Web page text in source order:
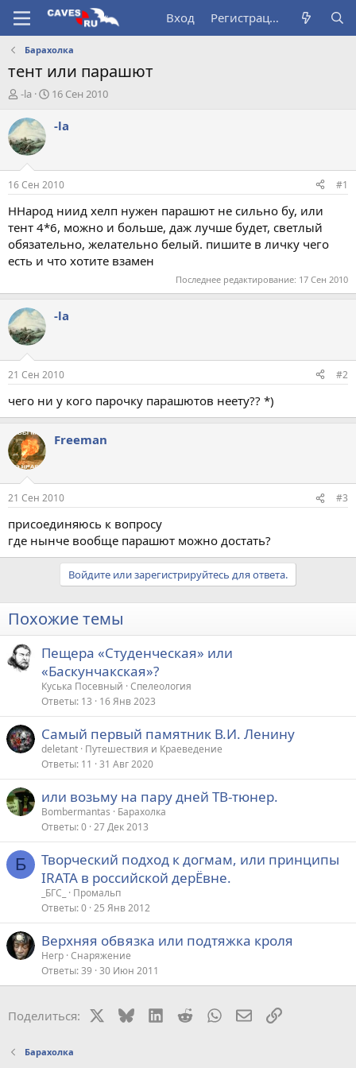
Вход Регистрация
Барахолка
тент или парашют
А
т
о
р
т
е
м
ы
-la
Д
ч
а
л
а
16 Сен 2010
-la
16 Сен 2010 #1
ННарод ниид хелп нужен парашют не сильно бу, или
тент 4*6, можно и больше, даж лучше будет, светлый
обязательно, желательно белый. пишите в личку чего
есть и что хотите взамен
Последнее редактирование: 17 Сен 2010
-la
21 Сен 2010 #2
чего ни у кого парочку парашютов неету?? *)
Freeman
21 Сен 2010 #3
присоединяюсь к вопросу
где нынче вообще парашют можно достать?
Войдите или зарегистрируйтесь для ответа.
Похожие темы
Пещера «Студенческая» или
«Баскунчакская»?
Куська Посевный Спелеология
Ответы 13 16 Янв 2023
Самый первый памятник В.И. Ленину
deletant Путешествия и Краеведение
Ответы 11 31 Авг 2020
или возьму на пару дней ТВ-тюнер.
Bombermantas
Барахолка
Ответы 0 27 Дек 2013
Б
Творческий подход к догмам, или принципы
IRATA в российской дерЁвне.
_БГС_
Промальп
Ответы 0 25 Янв 2012
Верхняя обвязка или подтяжка кроля
Негр Снаряжение
Ответы 39 30 Июн 2011
Поделиться: BlueskyLinkedIn
RedditWhatsAppЭлектронная
Ссылка
Барахолка